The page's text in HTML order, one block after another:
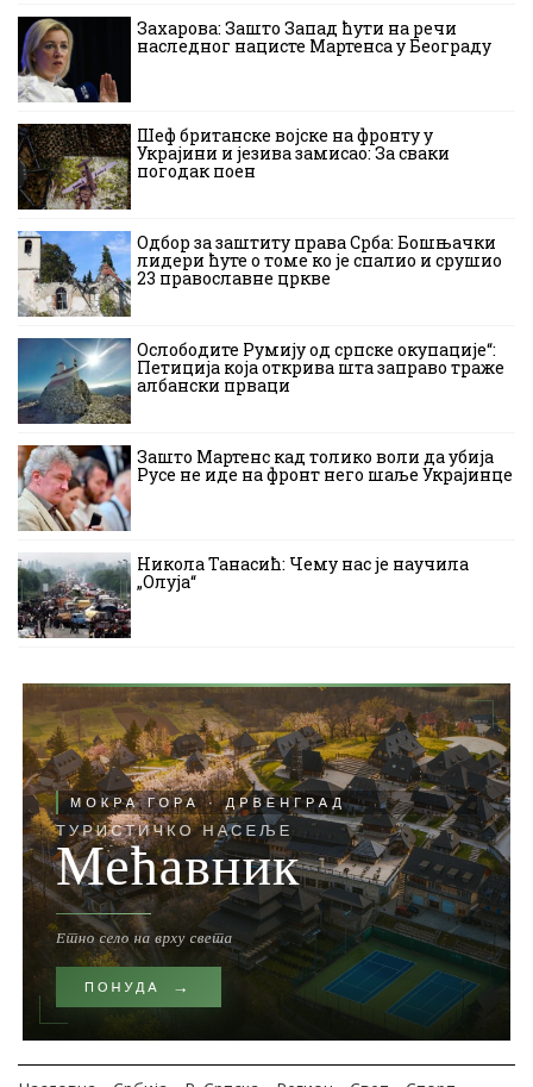
Захарова: Зашто Запад ћути на речи
наследног нацисте Мартенса у Београду
Шеф британске војске на фронту у
Украјини и језива замисао: За сваки
погодак поен
Одбор за заштиту права Срба: Бошњачки
лидери ћуте о томе ко је спалио и срушио
23 православне цркве
Ослободите Румију од српске окупације“:
Петиција која открива шта заправо траже
албански прваци
Зашто Мартенс кад толико воли да убија
Русе не иде на фронт него шаље Украјинце
Никола Танасић: Чему нас је научила
„Олуја“